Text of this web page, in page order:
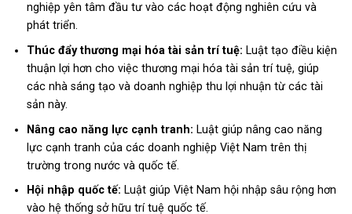
nghiệp yên tâm đầu tư vào các hoạt động nghiên cứu và
phát triển.
Thúc đẩy thương mại hóa tài sản trí tuệ: Luật tạo điều kiện
thuận lợi hơn cho việc thương mại hóa tài sản trí tuệ, giúp
các nhà sáng tạo và doanh nghiệp thu lợi nhuận từ các tài
sản này.
Nâng cao năng lực cạnh tranh: Luật giúp nâng cao năng
lực cạnh tranh của các doanh nghiệp Việt Nam trên thị
trường trong nước và quốc tế.
Hội nhập quốc tế: Luật giúp Việt Nam hội nhập sâu rộng hơn
vào hệ thống sở hữu trí tuệ quốc tế.